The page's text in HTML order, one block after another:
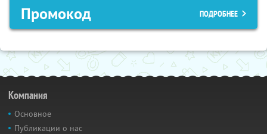
Промокод ПОДРОБНЕЕ
Компания
Основное
Публикации о нас